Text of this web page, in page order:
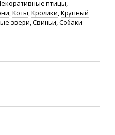
птицы,
,Коты,Кролики,Крупный
звери,Свиньи,Собаки